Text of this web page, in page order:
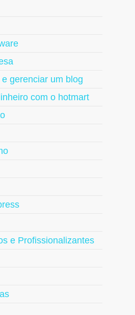
gerenciar um blog
com o hotmart
e Profissionalizantes